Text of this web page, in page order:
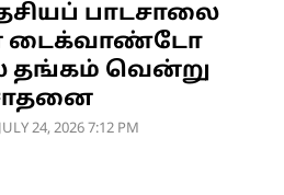
பாடசாலை
டைக்வாண்டோ
தங்கம் வென்று
24, 2026 7:12 PM